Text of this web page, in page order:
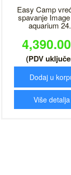
Easy Camp
spavanje
aquarium
4,390.00
(PDV
Dodaj u
Više detalja